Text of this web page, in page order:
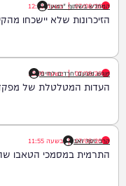
המחדש בשיתוף "וימאן"
07/08/26
| בשעה12:21
הזיכרונות שלא יישכחו
מוגש מטעם 'חרדים לחיים'
07/08/26
| בשעה12:09
העדות המטלטלת של
הרב יוסף זאב
07/08/26
| בשעה 11:55
התרמית במסמכי הטאבו